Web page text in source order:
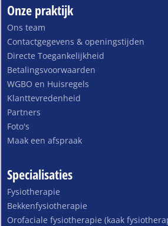
Onze praktijk
Ons team
Contactgegevens & openingstijden
Directe Toegankelijkheid
Betalingsvoorwaarden
WGBO en Huisregels
Klanttevredenheid
Partners
Foto's
Maak een afspraak
Specialisaties
Fysiotherapie
Bekkenfysiotherapie
Orofaciale fysiotherapie (kaak